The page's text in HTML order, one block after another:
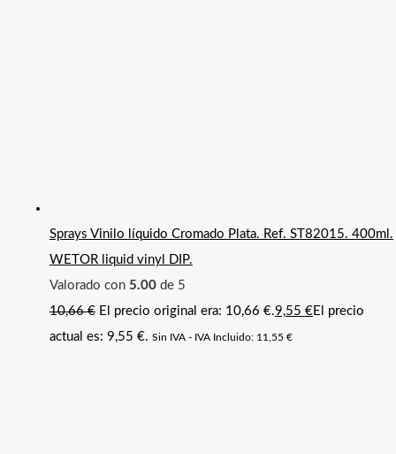
Sprays Vinilo líquido Cromado Plata. Ref. ST82015. 400ml.
WETOR liquid vinyl DIP.
Valorado con 5.00de 5
10,66€ El precio original era: 10,66 €.9,55 €El precio
actual es: 9,55 €. Sin IVA - IVA Incluido: 11,55 €